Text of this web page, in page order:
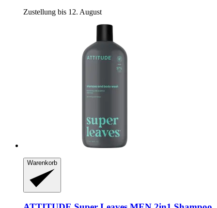
Zustellung bis 12. August
Warenkorb